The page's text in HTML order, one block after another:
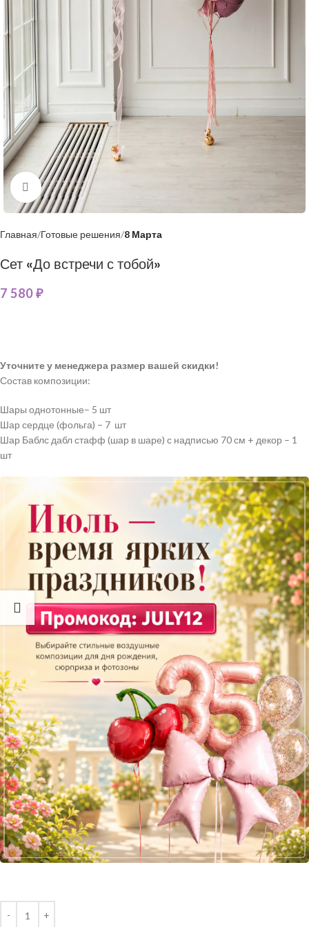
Нажмите, чтобы увеличить
Главная Готовые решения 8 Марта
Сет «До встречи с тобой»
7 580₽
Уточните у менеджера размер вашей скидки!
Состав композиции:
Шары однотонные– 5 шт
Шар сердце (фольга) – 7 шт
Шар Баблс дабл стафф (шар в шаре) с надписью 70 см + декор – 1
шт